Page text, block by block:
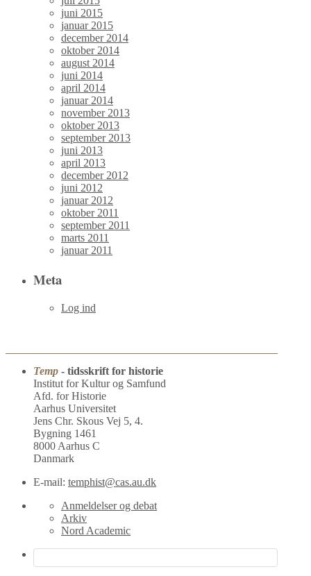
juni 2015
januar 2015
december 2014
oktober 2014
august 2014
juni 2014
april 2014
januar 2014
november 2013
oktober 2013
september 2013
juni 2013
april 2013
december 2012
juni 2012
januar 2012
oktober 2011
september 2011
marts 2011
januar 2011
Meta
Log ind
Temp - tidsskrift for historie
Institut for Kultur og Samfund
Afd. for Historie
Aarhus Universitet
Jens Chr. Skous Vej 5, 4.
Bygning 1461
8000 Aarhus C
Danmark
E-mail: temphist@cas.au.dk
Anmeldelser og debat
Arkiv
Nord Academic